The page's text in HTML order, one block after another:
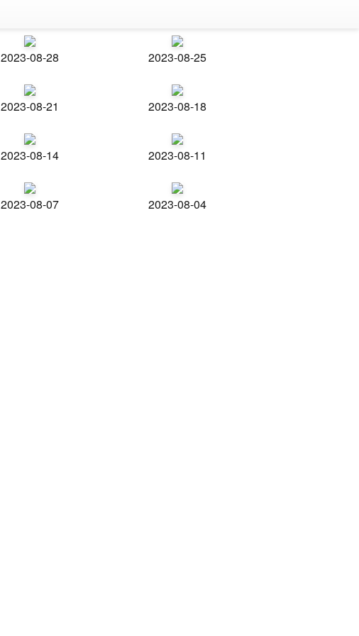
2023-08-28 2023-08-25
2023-08-21 2023-08-18
2023-08-14 2023-08-11
2023-08-07 2023-08-04